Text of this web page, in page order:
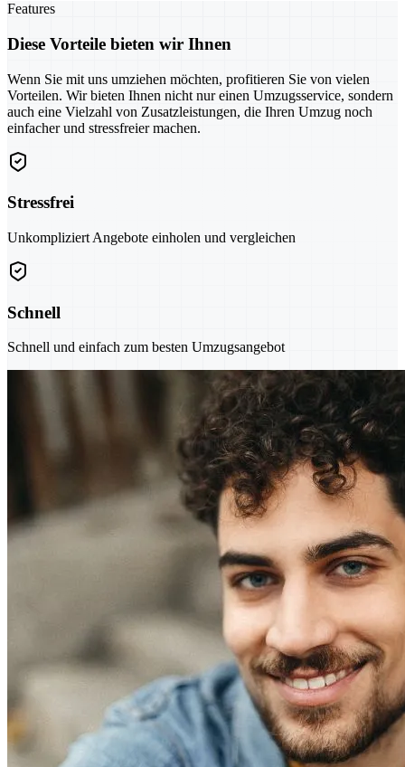
Features
Diese Vorteile bieten wir Ihnen
Wenn Sie mit uns umziehen möchten, profitieren Sie von vielen
Vorteilen. Wir bieten Ihnen nicht nur einen Umzugsservice, sondern
auch eine Vielzahl von Zusatzleistungen, die Ihren Umzug noch
einfacher und stressfreier machen.
Stressfrei
Unkompliziert Angebote einholen und vergleichen
Schnell
Schnell und einfach zum besten Umzugsangebot